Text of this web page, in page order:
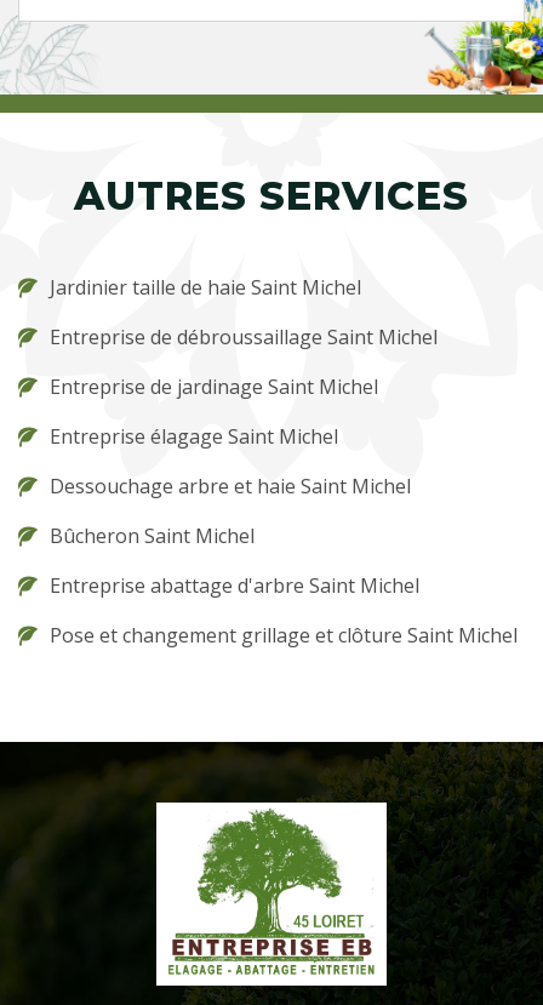
AUTRES SERVICES
Jardinier taille de haie Saint Michel
Entreprise de débroussaillage Saint Michel
Entreprise de jardinage Saint Michel
Entreprise élagage Saint Michel
Dessouchage arbre et haie Saint Michel
Bûcheron Saint Michel
Entreprise abattage d'arbre Saint Michel
Pose et changement grillage et clôture Saint Michel